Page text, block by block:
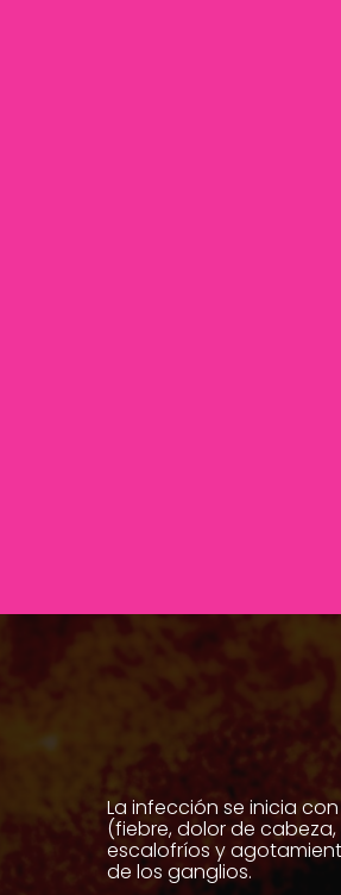
La infección se inicia
(fiebre, dolor de
escalofríos y
de los ganglios.